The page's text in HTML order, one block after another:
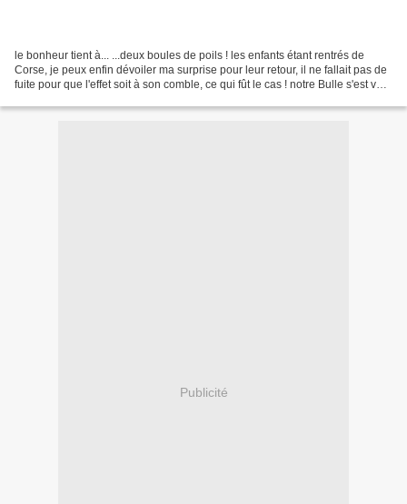
le bonheur tient à... ...deux boules de poils ! les enfants étant rentrés de
Corse, je peux enfin dévoiler ma surprise pour leur retour, il ne fallait pas de
fuite pour que l'effet soit à son comble, ce qui fût le cas ! notre Bulle s'est vu
Publicité